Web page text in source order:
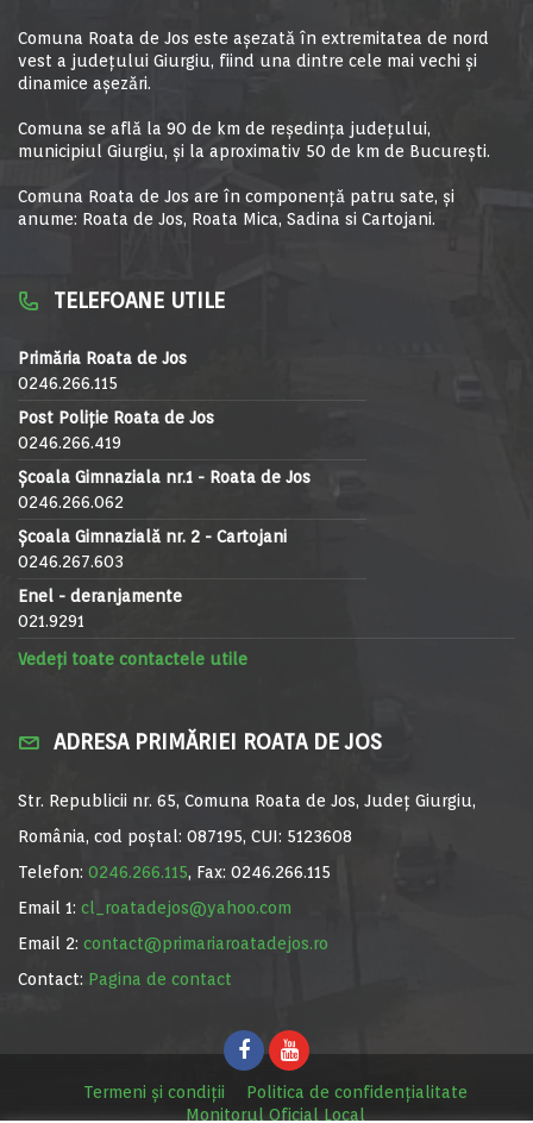
Comuna Roata de Jos este aşezată în extremitatea de nord
vest a judeţului Giurgiu, fiind una dintre cele mai vechi şi
dinamice aşezări.
Comuna se află la 90 de km de reşedinţa judeţului,
municipiul Giurgiu, şi la aproximativ 50 de km de Bucureşti.
Comuna Roata de Jos are în componență patru sate, și
anume: Roata de Jos, Roata Mica, Sadina si Cartojani.
TELEFOANE UTILE
Primăria Roata de Jos
0246.266.115
Post Poliție Roata de Jos
0246.266.419
Școala Gimnaziala nr.1 - Roata de Jos
0246.266.062
Școala Gimnazială nr. 2 - Cartojani
0246.267.603
Enel - deranjamente
021.9291
Vedeți toate contactele utile
ADRESA PRIMĂRIEI ROATA DE JOS
Str. Republicii nr. 65, Comuna Roata de Jos, Județ Giurgiu,
România, cod poștal: 087195, CUI: 5123608
Telefon: 0246.266.115, Fax: 0246.266.115
Email 1: cl_roatadejos@yahoo.com
Email 2: contact@primariaroatadejos.ro
Contact: Pagina de contact
Termeni și condiții
Politica de confidențialitate
Monitorul Oficial Local